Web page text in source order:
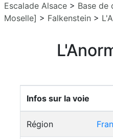
Escalade Alsace > Base de
Moselle] > Falkenstein >
Infos sur la voie
Région